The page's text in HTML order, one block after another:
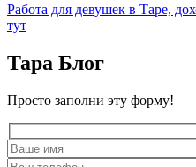
Работа для девушек в Таре,
тут
Тара Блог
Просто заполни эту форму!